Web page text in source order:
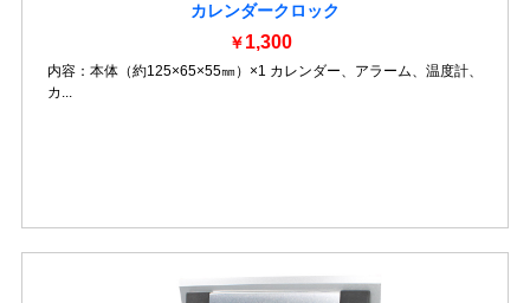
カレンダークロック
￥ 1,300
内容：本体（約125×65×55㎜）×1 カレンダー、アラーム、温度計、
カ...